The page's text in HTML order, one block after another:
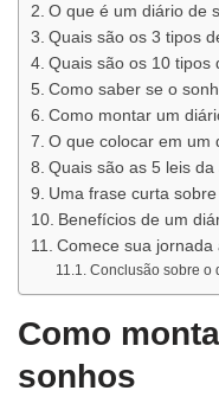
O que é um diário de
Quais são os 3 tipos
Quais são os 10 tipos
Como saber se o
Como montar um
O que colocar em um
Quais são as 5 leis da
Uma frase curta
Benefícios de um
Comece sua jornada
Conclusão sobre o
Como
sonhos